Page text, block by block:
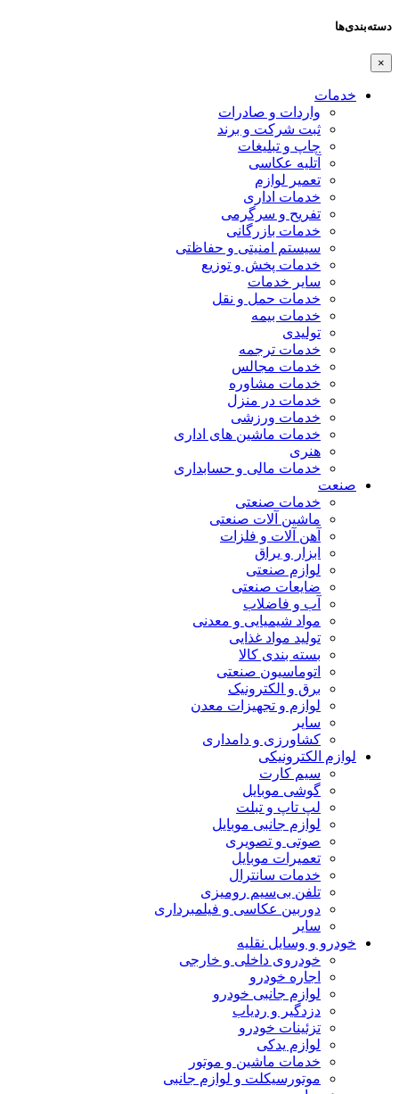
دسته‌بندی‌ها
×
خدمات
واردات و صادرات
ثبت شرکت و برند
چاپ و تبلیغات
آتلیه عکاسی
تعمیر لوازم
خدمات اداری
تفریح و سرگرمی
خدمات بازرگانی
سیستم امنیتی و حفاظتی
خدمات پخش و توزیع
سایر خدمات
خدمات حمل و نقل
خدمات بیمه
تولیدی
خدمات ترجمه
خدمات مجالس
خدمات مشاوره
خدمات در منزل
خدمات ورزشی
خدمات ماشین های اداری
هنری
خدمات مالی و حسابداری
صنعت
خدمات صنعتی
ماشین آلات صنعتی
آهن آلات و فلزات
ابزار و یراق
لوازم صنعتی
ضایعات صنعتی
آب و فاضلاب
مواد شیمیایی و معدنی
تولید مواد غذایی
بسته بندی کالا
اتوماسیون صنعتی
برق و الکترونیک
لوازم و تجهیزات معدن
سایر
کشاورزی و دامداری
لوازم الکترونیکی
سیم کارت
گوشی موبایل
لپ تاپ و تبلت
لوازم جانبی موبایل
صوتی و تصویری
تعمیرات موبایل
خدمات سانترال
تلفن بی‌سیم رومیزی
دوربین عکاسی و فیلمبرداری
سایر
خودرو و وسایل نقلیه
خودروی داخلی و خارجی
اجاره خودرو
لوازم جانبی خودرو
دزدگیر و ردیاب
تزئینات خودرو
لوازم یدکی
خدمات ماشین و موتور
موتورسیکلت و لوازم جانبی